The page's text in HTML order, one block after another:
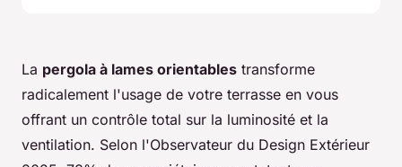
La pergola à lames orientables transforme
radicalement l'usage de votre terrasse en vous
offrant un contrôle total sur la luminosité et la
ventilation. Selon l'Observateur du Design Extérieur